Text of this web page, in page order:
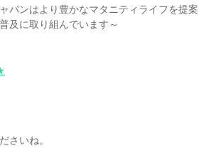
パンはより豊かなマタニティライフを提案
及に取り組んでいます～
さいね。